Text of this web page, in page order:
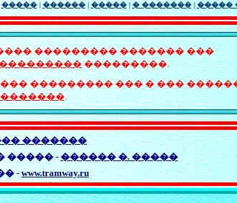
����� | ������ | ����� | � ������� | �����
��������� ������� ���
���������.
��������� ��� � ���
�������.
�������
����� -������ �. �����
-www.tramway.ru